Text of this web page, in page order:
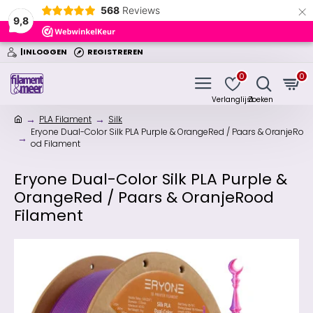
9,8
568 Reviews ×
|INLOGGEN REGISTREREN
0 0
PLA Filament
Silk
Eryone Dual-Color Silk PLA Purple & OrangeRed / Paars & OranjeRo
od Filament
Eryone Dual-Color Silk PLA Purple &
OrangeRed / Paars & OranjeRood
Filament